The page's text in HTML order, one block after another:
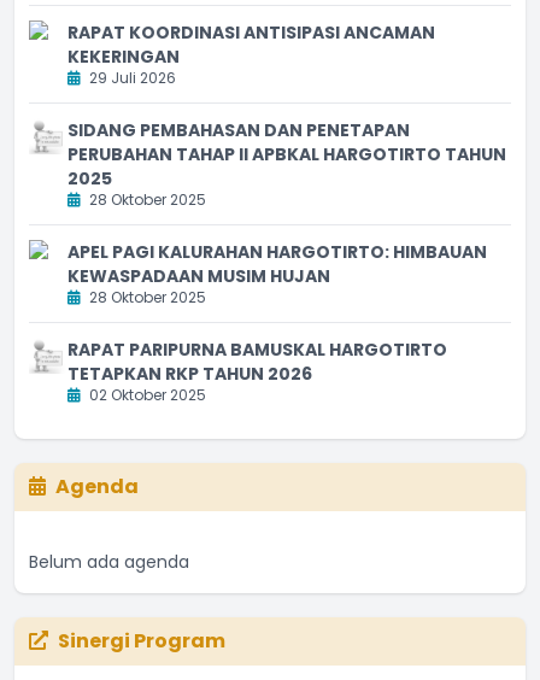
RAPAT KOORDINASI ANTISIPASI ANCAMAN
KEKERINGAN
29 Juli 2026
SIDANG PEMBAHASAN DAN PENETAPAN
PERUBAHAN TAHAP II APBKAL HARGOTIRTO TAHUN
2025
28 Oktober 2025
APEL PAGI KALURAHAN HARGOTIRTO: HIMBAUAN
KEWASPADAAN MUSIM HUJAN
28 Oktober 2025
RAPAT PARIPURNA BAMUSKAL HARGOTIRTO
TETAPKAN RKP TAHUN 2026
02 Oktober 2025
Agenda
Belum ada agenda
Sinergi Program